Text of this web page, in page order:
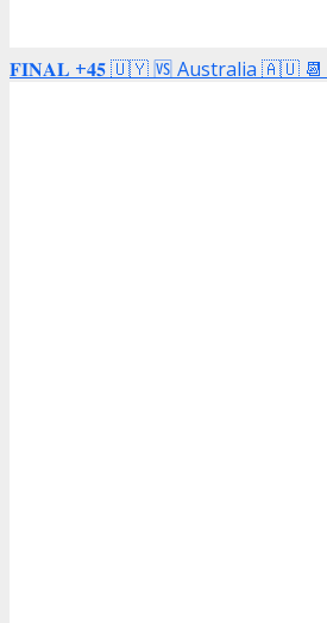
𝐅𝐈𝐍𝐀𝐋 +𝟒𝟓 🇺🇾 🆚 Australia 🇦🇺 📆